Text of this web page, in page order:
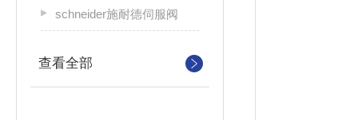
schneider施耐德伺服阀
查看全部